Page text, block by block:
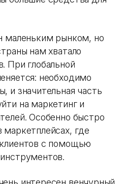
маленьким рынком, но
нам хватало
При глобальной
необходимо
и значительная часть
на маркетинг и
Особенно быстро
где
с помощью